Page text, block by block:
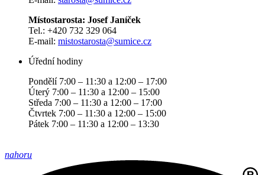
Místostarosta: Josef Janíček
Tel.: +420 732 329 064
E-mail: mistostarosta@sumice.cz
Úřední hodiny
Pondělí 7:00 – 11:30 a 12:00 – 17:00
Úterý 7:00 – 11:30 a 12:00 – 15:00
Středa 7:00 – 11:30 a 12:00 – 17:00
Čtvrtek 7:00 – 11:30 a 12:00 – 15:00
Pátek 7:00 – 11:30 a 12:00 – 13:30
nahoru